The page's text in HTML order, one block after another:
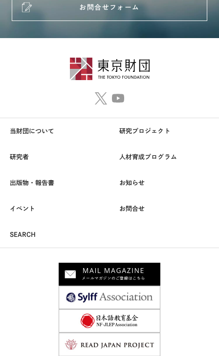
お問合せフォーム
当財団について 研究プロジェクト
研究者 人材育成プログラム
出版物・報告書 お知らせ
イベント お問合せ
SEARCH